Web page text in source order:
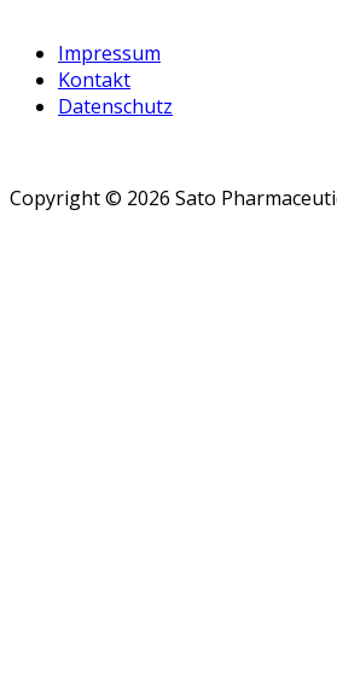
Impressum
Kontakt
Datenschutz
Copyright © 2026 Sato